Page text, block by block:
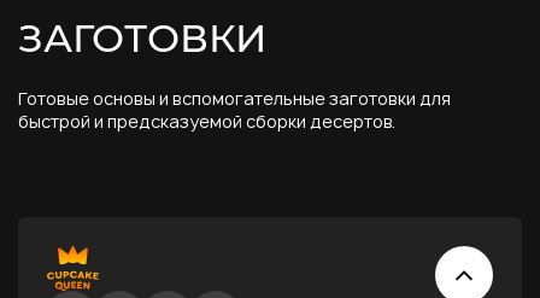
ЗАГОТОВКИ
Готовые основы и вспомогательные заготовки для
быстрой и предсказуемой сборки десертов.